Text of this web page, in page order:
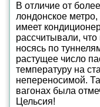
В отличие от
лондонское
имеет
рассчитывали, что
носясь по
растущее число
температуру на
непереносимой.
вагонах была
Цельсия!